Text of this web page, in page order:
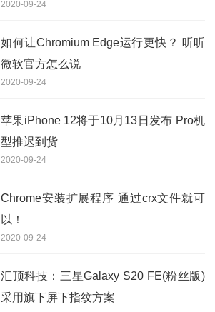
2020-09-24
如何让Chromium Edge运行更快？ 听听
微软官方怎么说
2020-09-24
苹果iPhone 12将于10月13日发布 Pro机
型推迟到货
2020-09-24
Chrome安装扩展程序 通过crx文件就可
以！
2020-09-24
汇顶科技：三星Galaxy S20 FE(粉丝版)
采用旗下屏下指纹方案